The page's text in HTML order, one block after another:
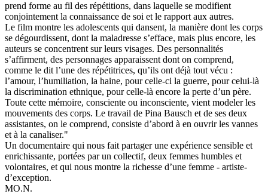
prend forme au fil des répétitions, dans laquelle se modifient
conjointement la connaissance de soi et le rapport aux autres.
Le film montre les adolescents qui dansent, la manière dont les corps
se dégourdissent, dont la maladresse s’efface, mais plus encore, les
auteurs se concentrent sur leurs visages. Des personnalités
s’affirment, des personnages apparaissent dont on comprend,
comme le dit l’une des répétitrices, qu’ils ont déjà tout vécu :
l’amour, l’humiliation, la haine, pour celle-ci la guerre, pour celui-là
la discrimination ethnique, pour celle-là encore la perte d’un père.
Toute cette mémoire, consciente ou inconsciente, vient modeler les
mouvements des corps. Le travail de Pina Bausch et de ses deux
assistantes, on le comprend, consiste d’abord à en ouvrir les vannes
et à la canaliser."
Un documentaire qui nous fait partager une expérience sensible et
enrichissante, portées par un collectif, deux femmes humbles et
volontaires, et qui nous montre la richesse d’une femme - artiste-
d’exception.
MO.N.